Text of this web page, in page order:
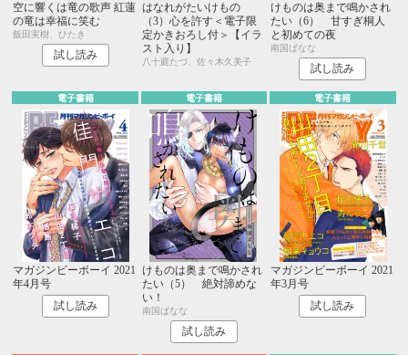
空に響くは竜の歌声 紅蓮
の竜は幸福に笑む
飯田実樹、ひたき
試し読み
はなれがたいけもの
（3）心を許す＜電子限
定かきおろし付＞【イラ
スト入り】
八十庭たづ、佐々木久美子
けものは奥まで鳴かされ
たい（6） 甘すぎ桐人
と初めての夜
南国ばなな
試し読み
電子書籍
マガジンビーボーイ 2021
年4月号
試し読み
電子書籍
けものは奥まで鳴かされ
たい（5） 絶対諦めな
い！
南国ばなな
試し読み
電子書籍
マガジンビーボーイ 2021
年3月号
試し読み